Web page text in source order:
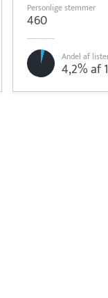
Personlige stemmer
460
Andel af
4,2% af